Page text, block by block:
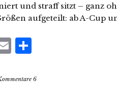
und straff sitzt – ganz
aufgeteilt: ab A-Cup
Email
6